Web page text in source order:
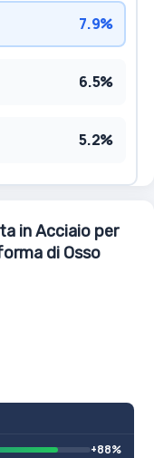
7.9%
6.5%
5.2%
in Acciaio per
di Osso
+88%